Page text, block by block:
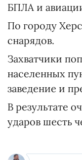
БПЛА и
По городу
снарядов.
Захватчики
населенных
заведение и
В результате
ударов шесть